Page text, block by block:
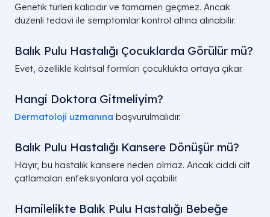
Genetik türleri kalıcıdır ve tamamen geçmez. Ancak
düzenli tedavi ile semptomlar kontrol altına alınabilir.
Balık Pulu Hastalığı Çocuklarda Görülür mü?
Evet, özellikle kalıtsal formları çocuklukta ortaya çıkar.
Hangi Doktora Gitmeliyim?
Dermatoloji uzmanına başvurulmalıdır.
Balık Pulu Hastalığı Kansere Dönüşür mü?
Hayır, bu hastalık kansere neden olmaz. Ancak ciddi cilt
çatlamaları enfeksiyonlara yol açabilir.
Hamilelikte Balık Pulu Hastalığı Bebeğe